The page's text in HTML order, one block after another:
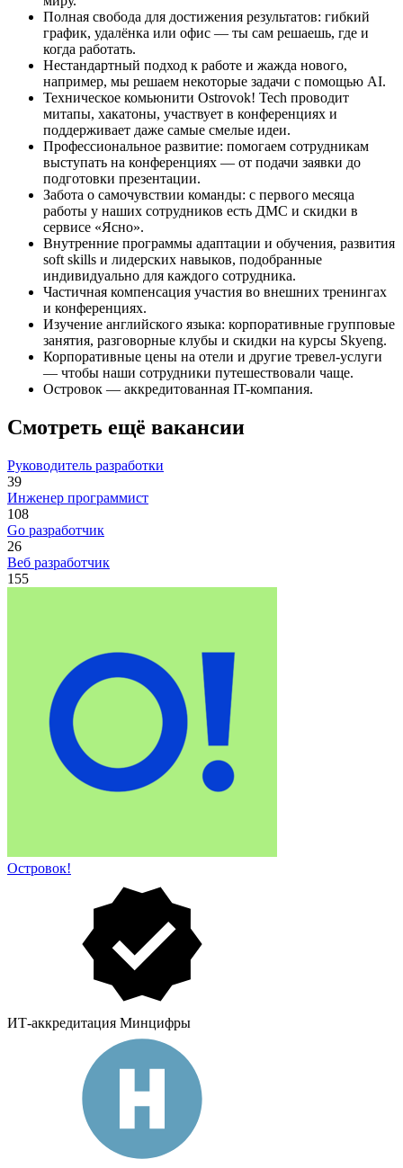
Полная свобода для достижения результатов: гибкий
график, удалёнка или офис — ты сам решаешь, где и
когда работать.
Нестандартный подход к работе и жажда нового,
например, мы решаем некоторые задачи с помощью AI.
Техническое комьюнити Ostrovok! Tech проводит
митапы, хакатоны, участвует в конференциях и
поддерживает даже самые смелые идеи.
Профессиональное развитие: помогаем сотрудникам
выступать на конференциях — от подачи заявки до
подготовки презентации.
Забота о самочувствии команды: с первого месяца
работы у наших сотрудников есть ДМС и скидки в
сервисе «Ясно».
Внутренние программы адаптации и обучения, развития
soft skills и лидерских навыков, подобранные
индивидуально для каждого сотрудника.
Частичная компенсация участия во внешних тренингах
и конференциях.
Изучение английского языка: корпоративные групповые
занятия, разговорные клубы и скидки на курсы Skyeng.
Корпоративные цены на отели и другие тревел-услуги
— чтобы наши сотрудники путешествовали чаще.
Островок — аккредитованная IT-компания.
Смотреть ещё вакансии
Руководитель разработки
39
Инженер программист
108
Go разработчик
26
Веб разработчик
155
Островок!
ИТ-аккредитация Минцифры